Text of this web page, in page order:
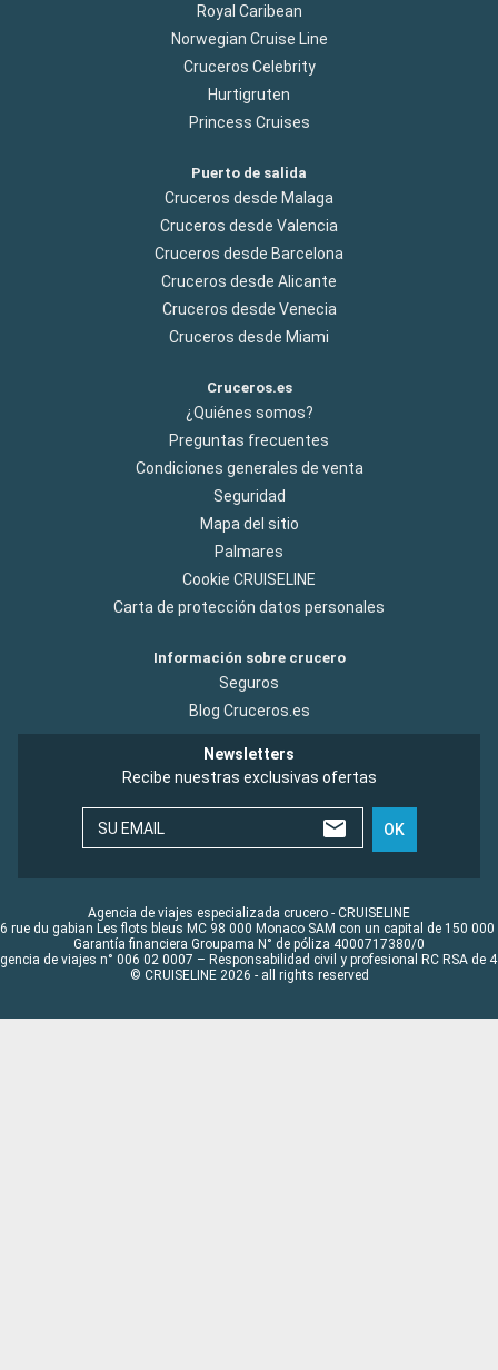
Royal Caribean
Norwegian Cruise Line
Cruceros Celebrity
Hurtigruten
Princess Cruises
Puerto de salida
Cruceros desde Malaga
Cruceros desde Valencia
Cruceros desde Barcelona
Cruceros desde Alicante
Cruceros desde Venecia
Cruceros desde Miami
Cruceros.es
¿Quiénes somos?
Preguntas frecuentes
Condiciones generales de venta
Seguridad
Mapa del sitio
Palmares
Cookie CRUISELINE
Carta de protección datos personales
Información sobre crucero
Seguros
Blog Cruceros.es
Newsletters
Recibe nuestras exclusivas ofertas
SU EMAIL OK
Agencia de viajes especializada crucero - CRUISELINE
rue du gabian Les flots bleus MC 98 000 Monaco SAM con un capital de 150 000
Garantía financiera Groupama N° de póliza 4000717380/0
de viajes n° 006 02 0007 – Responsabilidad civil y profesional RC RSA de
© CRUISELINE 2026 - all rights reserved